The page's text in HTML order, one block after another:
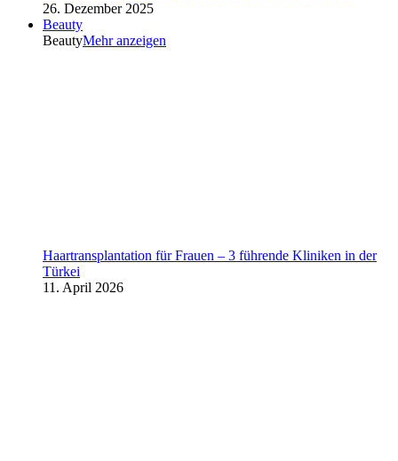
26. Dezember 2025
Beauty
BeautyMehr anzeigen
Haartransplantation für Frauen – 3 führende Kliniken in der
Türkei
11. April 2026